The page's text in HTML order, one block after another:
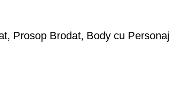
Prosop Brodat, Body cu